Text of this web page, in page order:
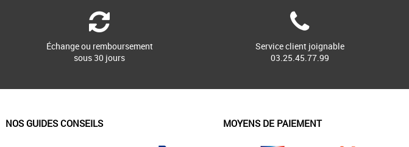
Échange ou remboursement
sous 30 jours
Service client joignable
03.25.45.77.99
NOS GUIDES CONSEILS MOYENS DE PAIEMENT